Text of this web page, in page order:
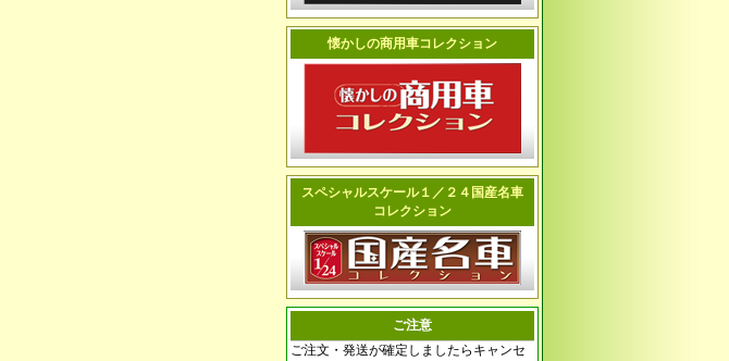
懐かしの商用車コレクション
スペシャルスケール１／２４国産名車
コレクション
ご注意
ご注文・発送が確定しましたらキャンセ